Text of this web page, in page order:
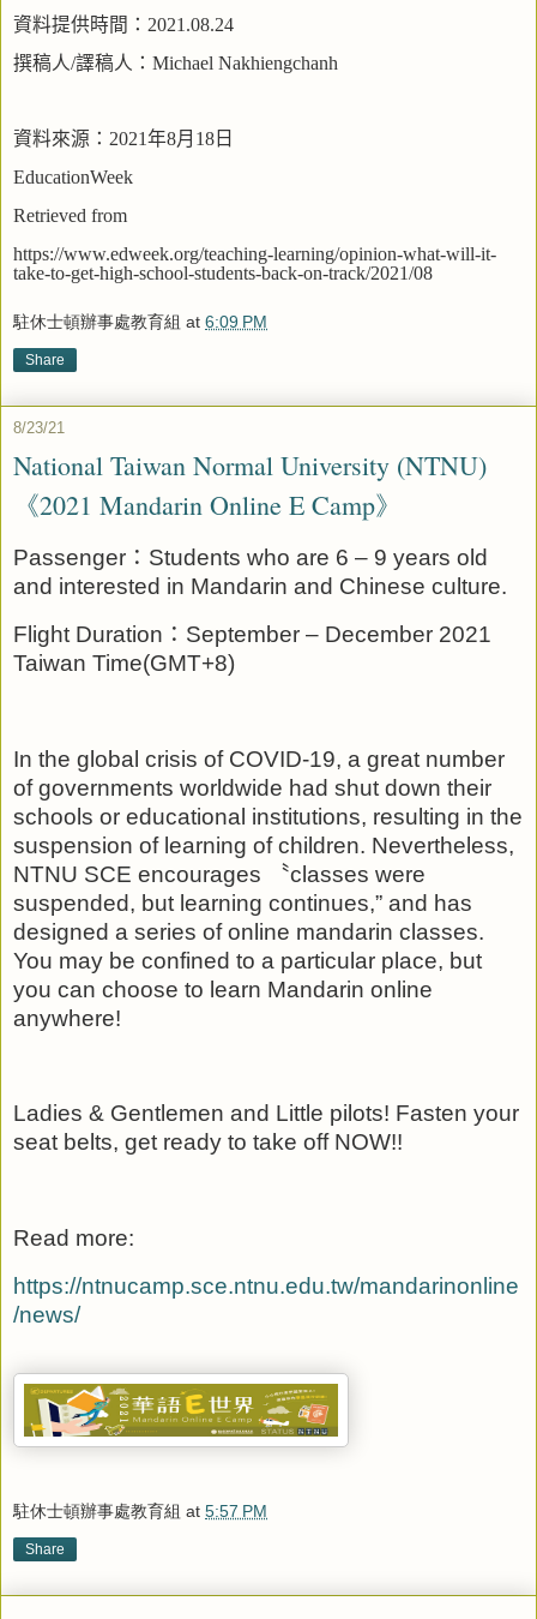
資料提供時間： 2021.08.24
撰稿人/譯稿人： Michael Nakhiengchanh
資料來源： 2021年8月 18 日
EducationWeek
Retrieved from
https://www.edweek.org/teaching-learning/opinion-what-will-it-
take-to-get-high-school-students-back-on-track/2021/08
駐休士頓辦事處教育組 at 6:09 PM
Share
8/23/21
National Taiwan Normal University (NTNU)
《2021 Mandarin Online E Camp》
Passenger ： Students who are 6 – 9 years old
and interested in Mandarin and Chinese culture.
Flight Duration ： September – December 2021
Taiwan Time(GMT+8)
In the global crisis of COVID-19, a great number
of governments worldwide had shut down their
schools or educational institutions, resulting in the
suspension of learning of children. Nevertheless,
NTNU SCE encourages
〝classes were
suspended, but learning continues,” and has
designed a series of online mandarin classes.
You may be confined to a particular place, but
you can choose to learn Mandarin online
anywhere!
Ladies & Gentlemen and Little pilots! Fasten your
seat belts, get ready to take off NOW!!
Read more:
https://ntnucamp.sce.ntnu.edu.tw/mandarinonline
/news/
駐休士頓辦事處教育組 at 5:57 PM
Share